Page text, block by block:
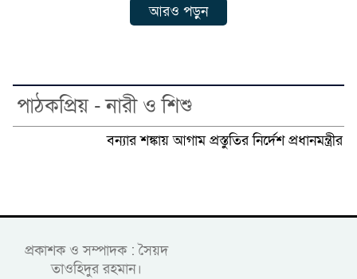
আরও পড়ুন
পাঠকপ্রিয় - নারী ও শিশু
বন্যার শঙ্কায় আগাম প্রস্তুতির নির্দেশ প্রধানমন্ত্রীর
প্রকাশক ও সম্পাদক : সৈয়দ
তাওহিদুর রহমান।